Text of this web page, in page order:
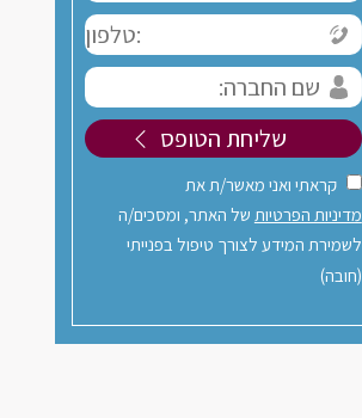
קראתי ואני מאשר/ת את
מדיניות הפרטיות של האתר, ומסכים/ה
לשמירת המידע לצורך טיפול בפנייתי
(חובה)